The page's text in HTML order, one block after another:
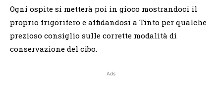
Ogni ospite si metterà poi in gioco mostrandoci il
proprio frigorifero e affidandosi a Tinto per qualche
prezioso consiglio sulle corrette modalità di
conservazione del cibo.
Ads